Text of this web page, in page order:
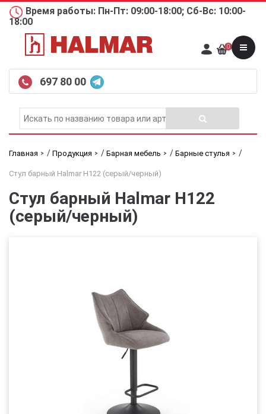
Время работы: Пн-Пт: 09:00-18:00; Сб-Вс: 10:00-
18:00
697 80 00
0
Главная / Продукция / Барная мебель / Барные стулья /
Стул барный Halmar H122 (серый/черный)
Стул барный Halmar H122
(серый/черный)